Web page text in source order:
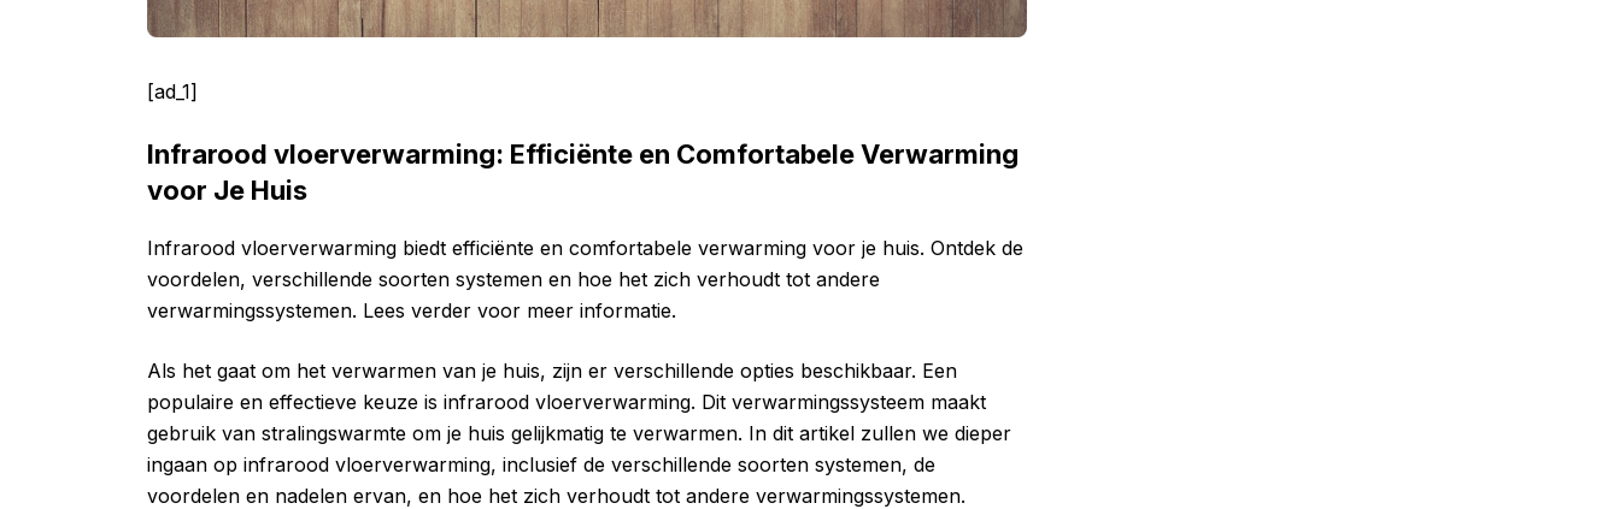
[ad_1]
Infrarood vloerverwarming: Efficiënte en Comfortabele Verwarming
voor Je Huis
Infrarood vloerverwarming biedt efficiënte en comfortabele verwarming voor je huis. Ontdek de
voordelen, verschillende soorten systemen en hoe het zich verhoudt tot andere
verwarmingssystemen. Lees verder voor meer informatie.
Als het gaat om het verwarmen van je huis, zijn er verschillende opties beschikbaar. Een
populaire en effectieve keuze is infrarood vloerverwarming. Dit verwarmingssysteem maakt
gebruik van stralingswarmte om je huis gelijkmatig te verwarmen. In dit artikel zullen we dieper
ingaan op infrarood vloerverwarming, inclusief de verschillende soorten systemen, de
voordelen en nadelen ervan, en hoe het zich verhoudt tot andere verwarmingssystemen.